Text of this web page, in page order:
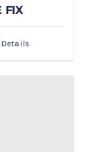
FIX
Details